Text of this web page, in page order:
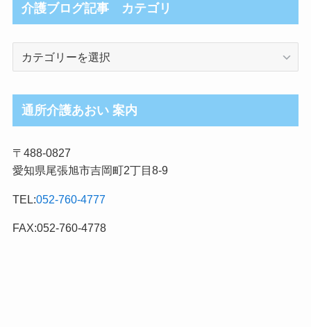
介護ブログ記事 カテゴリ
ロ
グ
事
カ
ゴ
リ
通所介護あおい 案内
〒488-0827
愛知県尾張旭市吉岡町2丁目8-9
TEL:052-760-4777
FAX:052-760-4778